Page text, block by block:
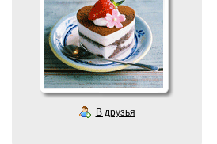
В друзья